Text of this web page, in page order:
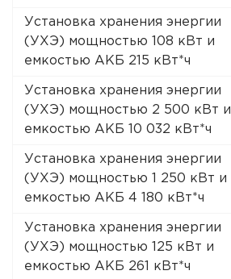
Установка хранения энергии
(УХЭ) мощностью 108 кВт и
емкостью АКБ 215 кВт*ч
Установка хранения энергии
(УХЭ) мощностью 2 500 кВт и
емкостью АКБ 10 032 кВт*ч
Установка хранения энергии
(УХЭ) мощностью 1 250 кВт и
емкостью АКБ 4 180 кВт*ч
Установка хранения энергии
(УХЭ) мощностью 125 кВт и
емкостью АКБ 261 кВт*ч